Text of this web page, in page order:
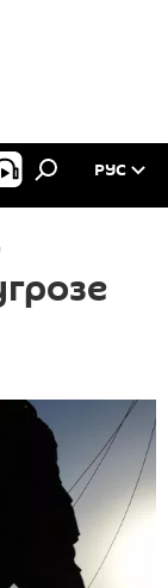
РУС